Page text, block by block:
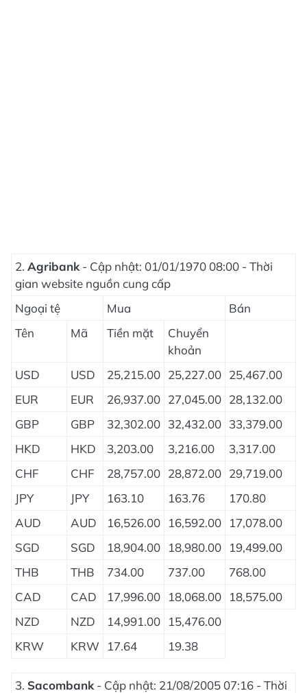
2. Agribank - Cập nhật: 01/01/1970 08:00 - Thời
gian website nguồn cung cấp
Ngoại tệ
Mua
Bán
Tên
Mã Tiền mặt
Chuyển
khoản
USD
USD 25,215.00 25,227.00 25,467.00
EUR
EUR 26,937.00 27,045.00 28,132.00
GBP
GBP 32,302.00 32,432.00 33,379.00
HKD
HKD 3,203.00 3,216.00
3,317.00
CHF
CHF 28,757.00 28,872.00 29,719.00
JPY
JPY 163.10 163.76
170.80
AUD
AUD 16,526.00 16,592.00
17,078.00
SGD
SGD 18,904.00 18,980.00
19,499.00
THB
THB 734.00 737.00
768.00
CAD
CAD 17,996.00 18,068.00
18,575.00
NZD
NZD 14,991.00
15,476.00
KRW
KRW 17.64 19.38
3. Sacombank - Cập nhật: 21/08/2005 07:16 - Thời